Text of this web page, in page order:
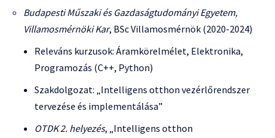
Budapesti Műszaki és Gazdaságtudományi Egyetem,
Villamosmérnöki Kar, BSc Villamosmérnök (2020-2024)
Releváns kurzusok: Áramkörelmélet, Elektronika,
Programozás (C++, Python)
Szakdolgozat: „Intelligens otthon vezérlőrendszer
tervezése és implementálása”
OTDK 2. helyezés, „Intelligens otthon